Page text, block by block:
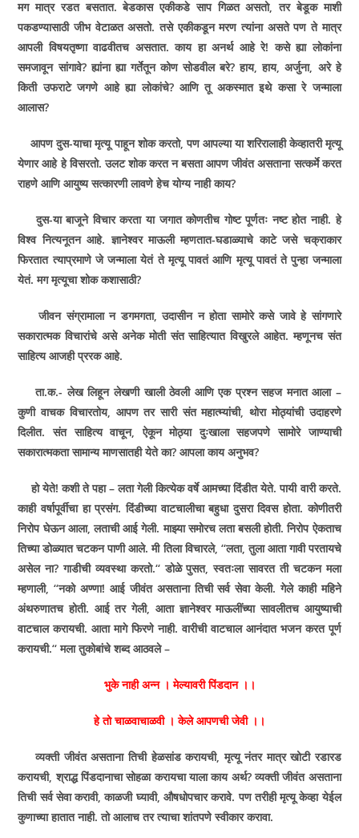
मग मात्र रडत बसतात. बेडकास एकीकडे साप गिळत असतो,तर बेडूक माशी
पकडण्यासाठी जीभ वेटाळत असतो. तसे एकीकडून मरण त्यांना असते पण ते मात्र
आपली विषयतृष्णा वाढवीतच असतात. काय हा अनर्थ आहे रे! कसे ह्या लोकांना
समजावून सांगावे?ह्यांना ह्या गर्तेतून कोण सोडवील बरे?हाय,हाय,अर्जुना, अरे हे
किती उफराटे जगणे आहे ह्या लोकांचे?आणि तू अकस्मात इथे कसा रे जन्माला
आलास?
आपण दुस-याचा मृत्यू पाहून शोक करतो,पण आपल्या या शरिरालाही केव्हातरी मृत्यू
येणार आहे हे विसरतो. उलट शोक करत न बसता आपण जीवंत असताना सत्कर्मे करत
राहणे आणि आयुष्य सत्कारणी लावणे हेच योग्य नाही काय?
दुस-या बाजूने विचार करता या जगात कोणतीच गोष्ट पूर्णतः नष्ट होत नाही. हे
विश्व नित्यनूतन आहे. ज्ञानेश्वर माऊली म्हणतात-घडाळ्याचे काटे जसे चक्राकार
फिरतात त्याप्रमाणे जे जन्माला येतं ते मृत्यू पावतं आणि मृत्यू पावतं ते पुन्हा जन्माला
येतं. मग मृत्यूचा शोक कशासाठी?
जीवन संग्रामाला न डगमगता,उदासीन न होता सामोरे कसे जावे हे सांगणारे
सकारात्मक विचारांचे असे अनेक मोती संत साहित्यात विखुरले आहेत. म्हणूनच संत
साहित्य आजही प्ररक आहे.
ता.क.- लेख लिहून लेखणी खाली ठेवली आणि एक प्रश्न सहज मनात आला –
कुणी वाचक विचारतोय, आपण तर सारी संत महात्म्यांची,थोरा मोठ्यांची उदाहरणे
दिलीत. संत साहित्य वाचून,ऐकून मोठ्या दुःखाला सहजपणे सामोरे जाण्याची
सकारात्मकता सामान्य माणसातही येते का?आपला काय अनुभव?
हो येते!कशी ते पहा – लता गेली कित्येक वर्षे आमच्या दिंडीत येते. पायी वारी करते.
काही वर्षापूर्वीचा हा प्रसंग. दिंडीच्या वाटचालीचा बहुधा दुसरा दिवस होता. कोणीतरी
निरोप घेऊन आला,लताची आई गेली. माझ्या समोरच लता बसली होती. निरोप ऐकताच
तिच्या डोळ्यात चटकन पाणी आले. मी तिला विचारले, ‘‘लता,तुला आता गावी परतायचे
असेल ना?गाडीची व्यवस्था करतो.‘‘डोळे पुसत,स्वतःला सावरत ती चटकन मला
म्हणाली, ‘‘नको अण्णा! आई जीवंत असताना तिची सर्व सेवा केली. गेले काही महिने
अंथरुणातच होती. आई तर गेली, आता ज्ञानेश्वर माऊलींच्या सावलीतच आयुष्याची
वाटचाल करायची. आता मागे फिरणे नाही. वारीची वाटचाल आनंदात भजन करत पूर्ण
करायची.‘‘मला तुकोबांचे शब्द आठवले –
भुके नाही अन्न । मेल्यावरी पिंडदान ।।
हे तो चाळवाचाळवी । केले आपणची जेवी ।।
व्यक्ती जीवंत असताना तिची हेळसांड करायची,मृत्यू नंतर मात्र खोटी रडारड
करायची,श्राद्ध पिंडदानाचा सोहळा करायचा याला काय अर्थ?व्यक्ती जीवंत असताना
तिची सर्व सेवा करावी,काळजी घ्यावी, औषधोपचार करावे. पण तरीही मृत्यू केव्हा येईल
कुणाच्या हातात नाही. तो आलाच तर त्याचा शांतपणे स्वीकार करावा.